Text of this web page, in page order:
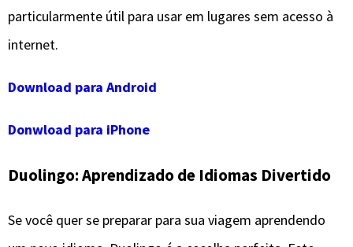
particularmente útil para usar em lugares sem acesso à
internet.
Download para Android
Donwload para iPhone
Duolingo: Aprendizado de Idiomas Divertido
Se você quer se preparar para sua viagem aprendendo